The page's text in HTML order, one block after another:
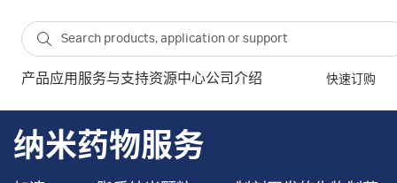
产品应用 服务与支持资源中心公司介绍 快速订购
纳米药物服务